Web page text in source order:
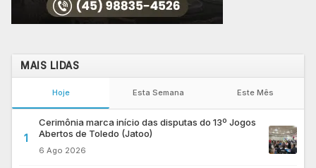
MAIS LIDAS
Hoje Esta Semana Este Mês
1
Cerimônia marca início das disputas do 13º Jogos
Abertos de Toledo (Jatoo)
6 Ago 2026